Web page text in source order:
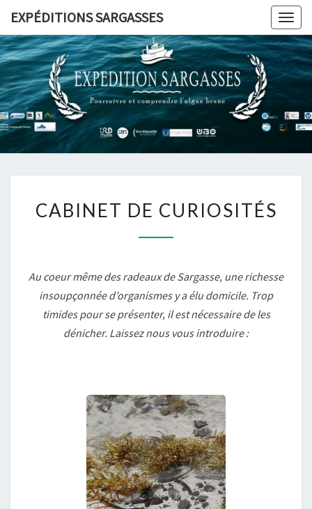
content
EXPÉDITIONS SARGASSES
DE
CABINET DE CURIOSITÉS
Au coeur même des radeaux de Sargasse, une richesse
insoupçonnée d’organismes y a élu domicile. Trop
timides pour se présenter, il est nécessaire de les
dénicher. Laissez nous vous introduire :